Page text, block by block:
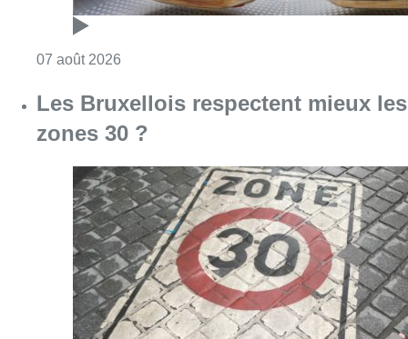
07 août 2026
Les Bruxellois respectent mieux les
zones 30 ?